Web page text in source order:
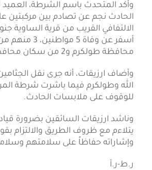
وأكد المتحدث باسم الشرطة، العميد
الحادث نجم عن تصادم بين مركبتين
الالتفافي القريب من قرية الساوية
أسفر عن وفاة 5
محافظة طولكرم و2 من سكان محافظة رام الله.
وأضاف ارزيقات، أنه جرى نقل
الله وطولكرم فيما باشرت شرطة
للوقوف على ملابسات الحادث.
وناشد ارزيقات السائقين بضرورة
يتلاءم مع ظروف الطريق والالتزام
وإشاراته حفاظاً على سلامتهم
ر.ط-ر.أ